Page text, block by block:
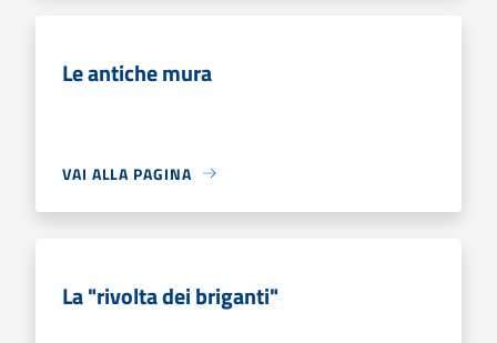
Le antiche mura
VAI ALLA PAGINA
La "rivolta dei briganti"